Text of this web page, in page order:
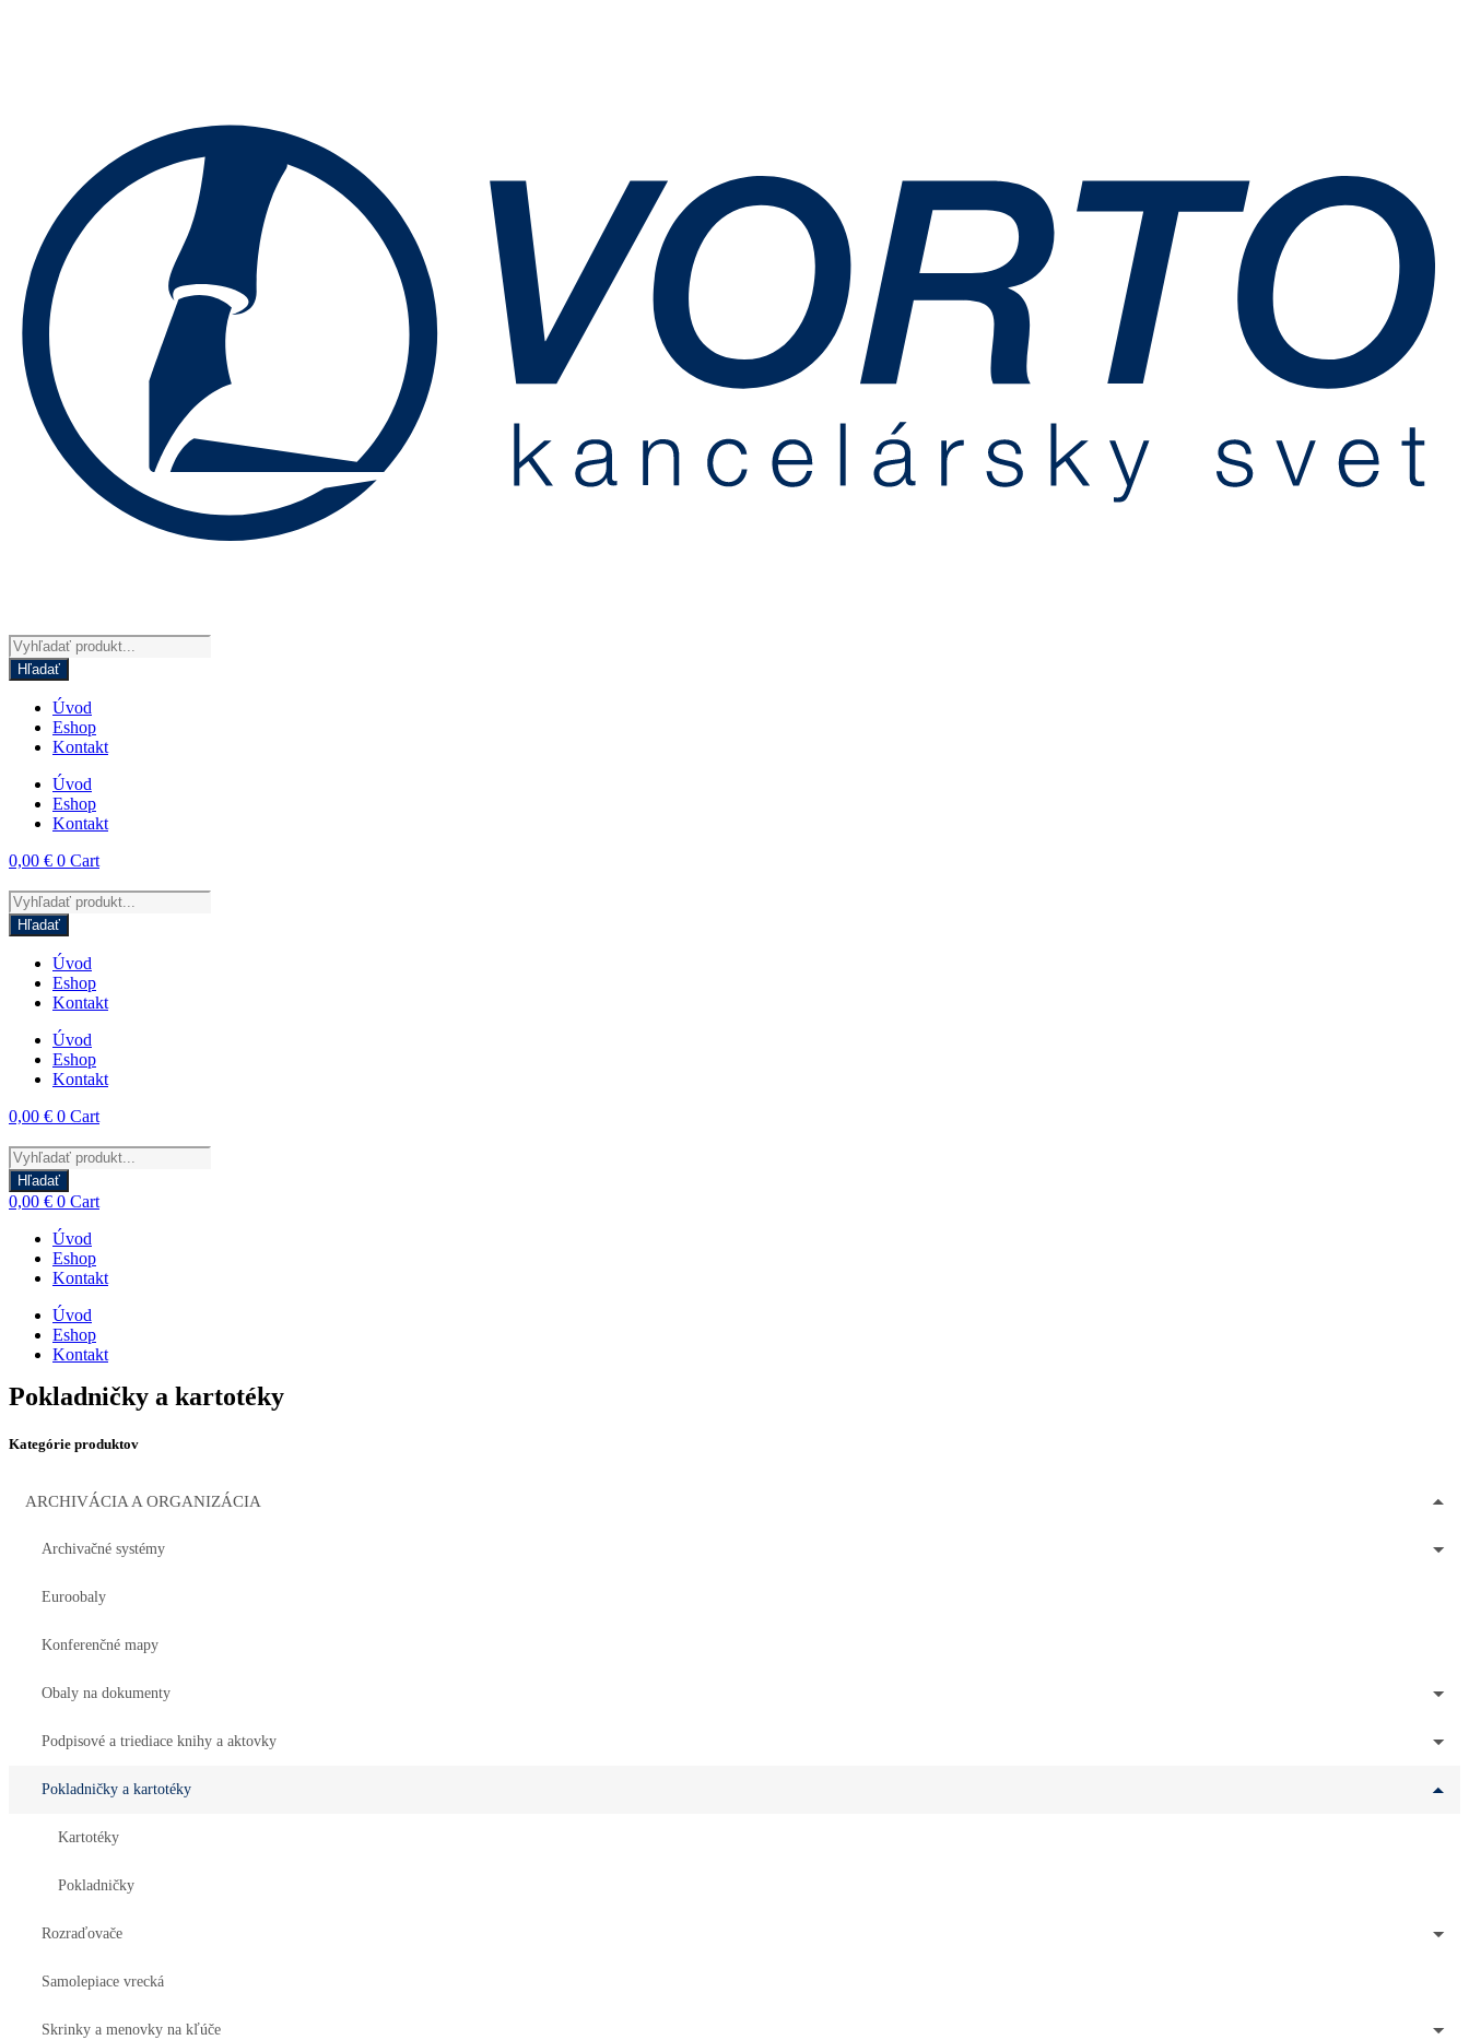
Products
search
Hľadať
Úvod
Eshop
Kontakt
Úvod
Eshop
Kontakt
0,00 € 0 Cart
Products
search
Hľadať
Úvod
Eshop
Kontakt
Úvod
Eshop
Kontakt
0,00 € 0 Cart
Products
search
Hľadať
0,00 € 0 Cart
Úvod
Eshop
Kontakt
Úvod
Eshop
Kontakt
Pokladničky a kartotéky
Kategórie produktov
ARCHIVÁCIA A ORGANIZÁCIA
Archivačné systémy
Euroobaly
Konferenčné mapy
Obaly na dokumenty
Podpisové a triediace knihy a aktovky
Pokladničky a kartotéky
Kartotéky
Pokladničky
Rozraďovače
Samolepiace vrecká
Skrinky a menovky na kľúče